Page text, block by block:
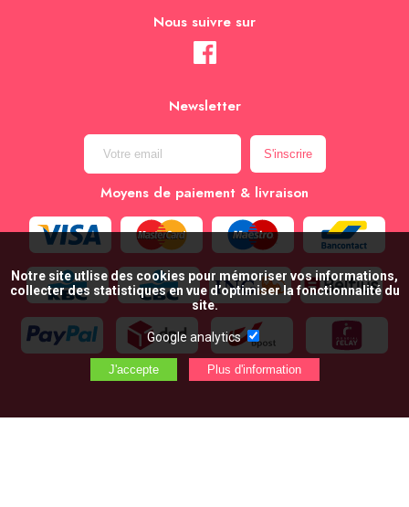
Nous suivre sur
Newsletter
Moyens de paiement & livraison
Notre site utlise des cookies pour mémoriser vos informations,
collecter des statistiques en vue d’optimiser la fonctionnalité du
site.
Google analytics